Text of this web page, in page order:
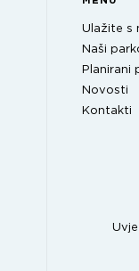
Ulažite s
Naši
Planirani
Novosti
Kontakti